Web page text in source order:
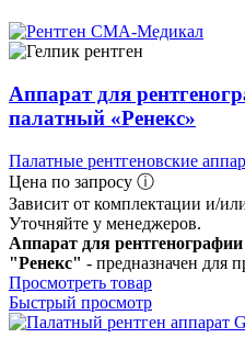
Аппарат для
палатный «Ренекс»
Палатные рентгеновские
Цена по запросу ⓘ
Зависит от комплектации и/
Уточняйте у менеджеров.
Аппарат для
"Ренекс" - предназначен для
Просмотреть товар
Быстрый просмотр